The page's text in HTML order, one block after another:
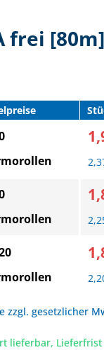
frei [80m]
zzgl. gesetzlicher
lieferbar, Lieferfrist